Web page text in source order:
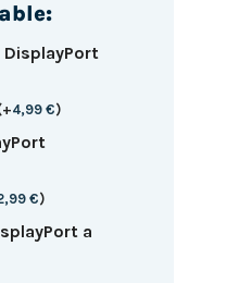
DisplayPort
+4,99 €)
€)
a